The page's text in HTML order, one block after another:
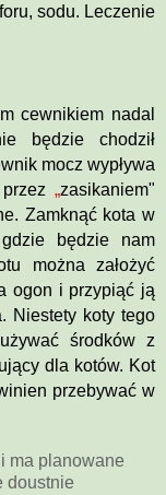
sodu. Leczenie
cewnikiem nadal
będzie chodził
mocz wypływa
„zasikaniem"
Zamknąć kota w
gdzie będzie nam
można założyć
ogon i przypiąć ją
Niestety koty tego
środków z
dla kotów. Kot
przebywać w
ma planowane
doustnie